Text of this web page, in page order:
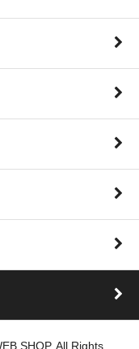
SHOP, All Rights